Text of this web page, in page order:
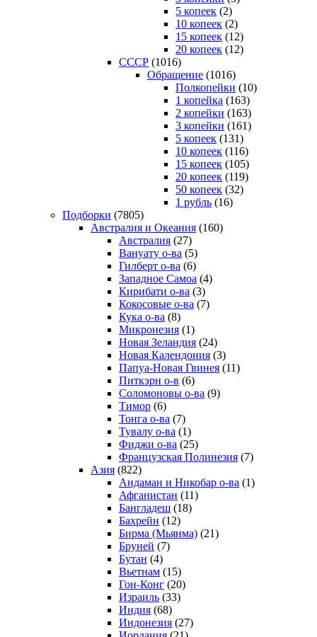
5 копеек (2)
10 копеек (2)
15 копеек (12)
20 копеек (12)
СССР (1016)
Обращение (1016)
Полкопейки (10)
1 копейка (163)
2 копейки (163)
3 копейки (161)
5 копеек (131)
10 копеек (116)
15 копеек (105)
20 копеек (119)
50 копеек (32)
1 рубль (16)
Подборки (7805)
Австралия и Океания (160)
Австралия (27)
Вануату о-ва (5)
Гилберт о-ва (6)
Западное Самоа (4)
Кирибати о-ва (3)
Кокосовые о-ва (7)
Кука о-ва (8)
Микронезия (1)
Новая Зеландия (24)
Новая Календония (3)
Папуа-Новая Гвинея (11)
Питкэрн о-в (6)
Соломоновы о-ва (9)
Тимор (6)
Тонга о-ва (7)
Тувалу о-ва (1)
Фиджи о-ва (25)
Французская Полинезия (7)
Азия (822)
Андаман и Никобар о-ва (1)
Афганистан (11)
Бангладеш (18)
Бахрейн (12)
Бирма (Мьянма) (21)
Бруней (7)
Бутан (4)
Вьетнам (15)
Гон-Конг (20)
Израиль (33)
Индия (68)
Индонезия (27)